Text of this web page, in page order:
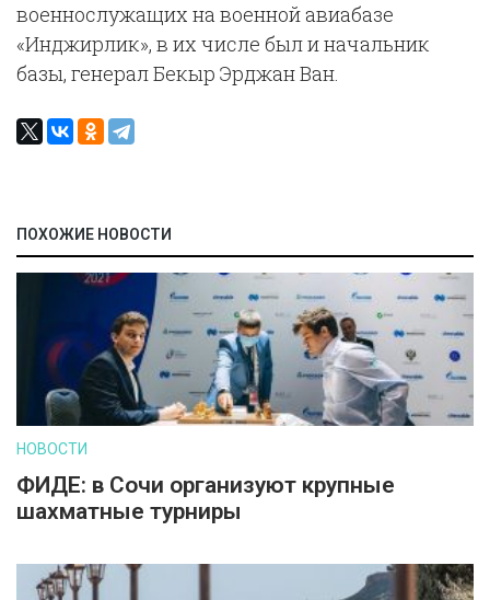
военнослужащих на военной авиабазе
«Инджирлик», в их числе был и начальник
базы, генерал Бекыр Эрджан Ван.
ПОХОЖИЕ НОВОСТИ
НОВОСТИ
ФИДЕ: в Сочи организуют крупные
шахматные турниры